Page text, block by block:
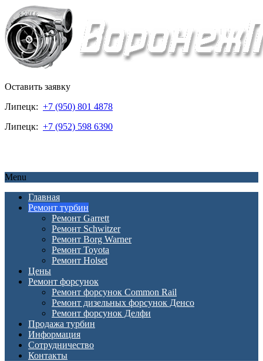
Оставить заявку
Липецк: +7 (950) 801 4878
Липецк: +7 (952) 598 6390
Menu
Главная
Ремонт турбин
Ремонт Garrett
Ремонт Schwitzer
Ремонт Borg Warner
Ремонт Toyota
Ремонт Holset
Цены
Ремонт форсунок
Ремонт форсунок Common Rail
Ремонт дизельных форсунок Денсо
Ремонт форсунок Делфи
Продажа турбин
Информация
Сотрудничество
Контакты